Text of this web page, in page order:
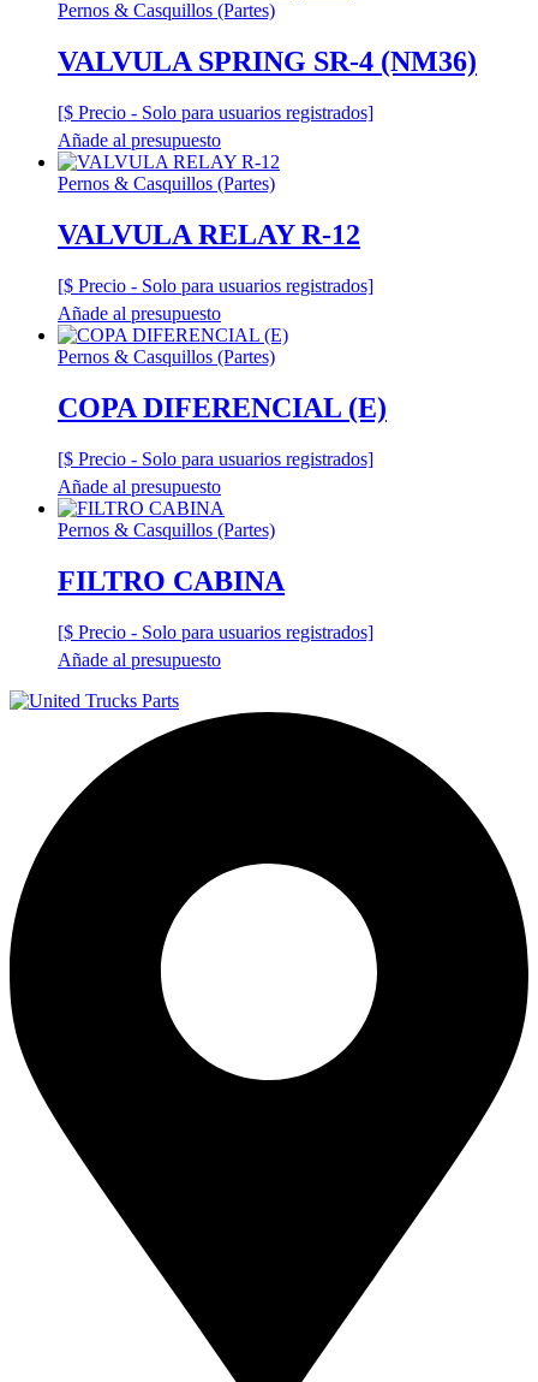
Pernos & Casquillos (Partes)
VALVULA SPRING SR-4 (NM36)
[$ Precio - Solo para usuarios registrados]
Añade al presupuesto
Pernos & Casquillos (Partes)
VALVULA RELAY R-12
[$ Precio - Solo para usuarios registrados]
Añade al presupuesto
Pernos & Casquillos (Partes)
COPA DIFERENCIAL (E)
[$ Precio - Solo para usuarios registrados]
Añade al presupuesto
Pernos & Casquillos (Partes)
FILTRO CABINA
[$ Precio - Solo para usuarios registrados]
Añade al presupuesto